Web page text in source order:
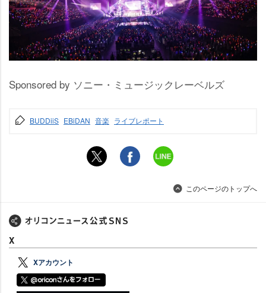
Sponsored by ソニー・ミュージックレーベルズ
BUDDiiS EBiDAN 音楽 ライブレポート
このページのトップへ
X
Xアカウント